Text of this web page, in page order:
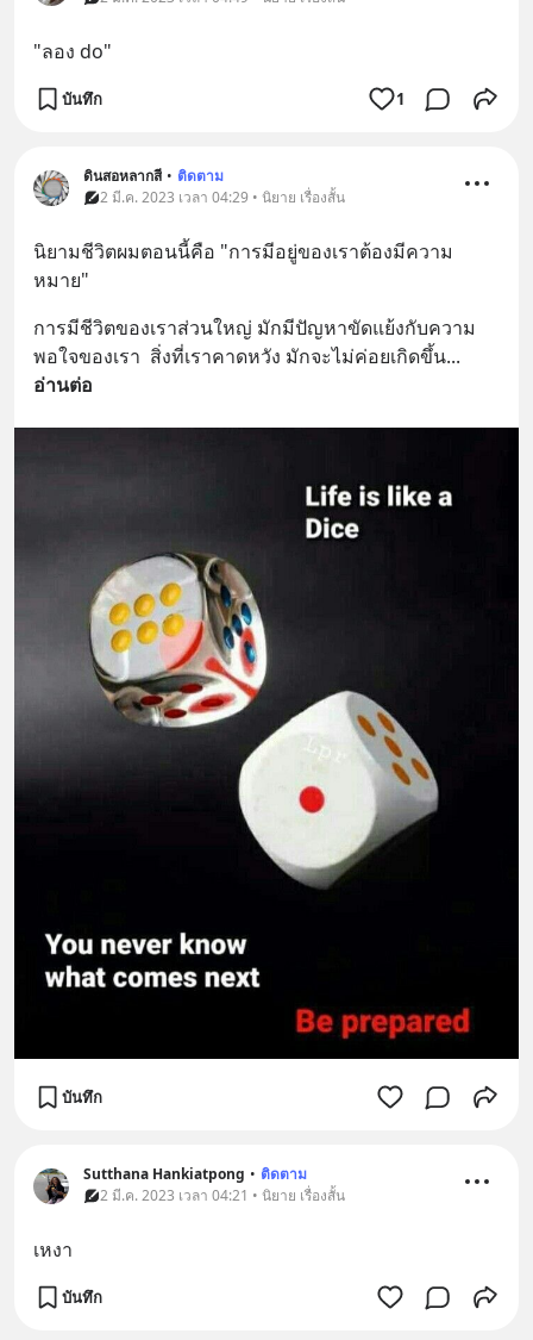
"ลอง do"
บันทึก 1
ดินสอหลากสี • ติดตาม
2 มี.ค. 2023 เวลา 04:29 • นิยาย เรื่องสั้น
นิยามชีวิตผมตอนนี้คือ "การมีอยู่ของเราต้องมีความ
หมาย"
การมีชีวิตของเราส่วนใหญ่ มักมีปัญหาขัดแย้งกับความ
พอใจของเรา  สิ่งที่เราคาดหวัง มักจะไม่ค่อยเกิดขึ้น
อ่านต่อ
บันทึก
Sutthana Hankiatpong • ติดตาม
2 มี.ค. 2023 เวลา 04:21 • นิยาย เรื่องสั้น
เหงา
บันทึก